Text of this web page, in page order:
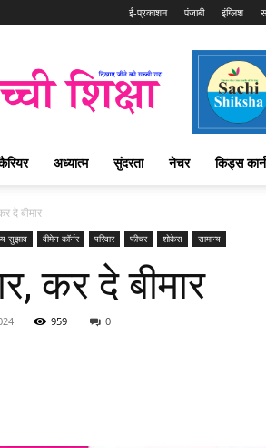
ई-प्रकाशन पंजाबी इंग्लिश
Shiksha
शिक्षा
पत्रिका
अध्यात्म सुंदरता नेचर किड्स
दे बीमार
सुझाव वीमेन कॉर्नर परिवार फीचर शोकेस सामान्य
कर दे बीमार
959 0